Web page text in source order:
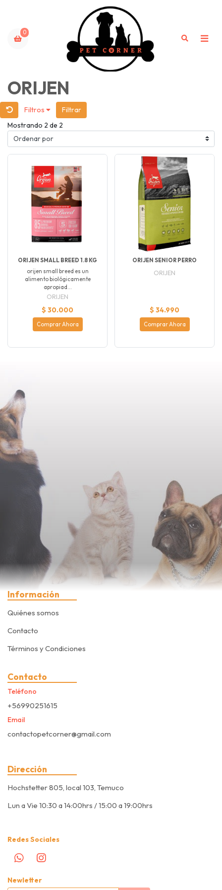
0
ORIJEN
Filtros
Filtrar
Mostrando 2 de 2
ORIJEN SMALL BREED 1.8 KG
orijen small breed es un
alimento biológicamente
apropiad...
ORIJEN
$ 30.000
Comprar Ahora
ORIJEN SENIOR PERRO
ORIJEN
$ 34.990
Comprar Ahora
Información
Quiénes somos
Contacto
Términos y Condiciones
Contacto
Teléfono
+56990251615
Email
contactopetcorner@gmail.com
Dirección
Hochstetter 805, local 103, Temuco
Lun a Vie 10:30 a 14:00hrs / 15:00 a 19:00hrs
Redes Sociales
Newletter